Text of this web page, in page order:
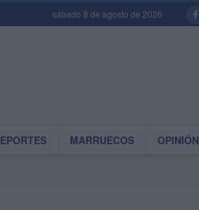
sábado 8 de agosto de 2026
MARRUECOS OPINIÓN